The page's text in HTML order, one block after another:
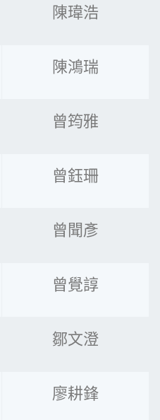
陳瑋浩
陳鴻瑞
曾筠雅
曾鈺珊
曾聞彥
曾覺諄
鄒文澄
廖耕鋒